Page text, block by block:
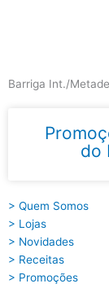
Barriga Int./
do
> Quem Somos
> Lojas
> Novidades
> Receitas
> Promoções